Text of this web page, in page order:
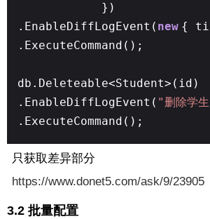
})
.EnableDiffLogEvent( new {
.ExecuteCommand();
db.Deleteable<Student>(id)
.EnableDiffLogEvent( "删除学
.ExecuteCommand();
只获取差异部分
https://www.donet5.com/ask/9/23905
3.2 批量配置